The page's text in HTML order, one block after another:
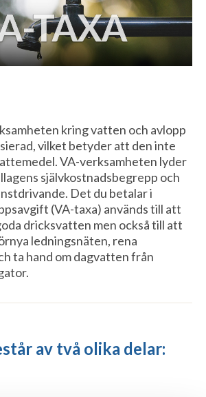
kring vatten och avlopp
vilket betyder att den inte
VA-verksamheten lyder
självkostnadsbegrepp och
Det du betalar i
(VA-taxa) används till att
dricksvatten men också till att
ledningsnäten, rena
ta hand om dagvatten från
av två olika delar: